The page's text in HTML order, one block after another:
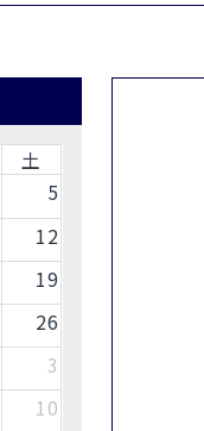
土
5
12
19
26
3
10